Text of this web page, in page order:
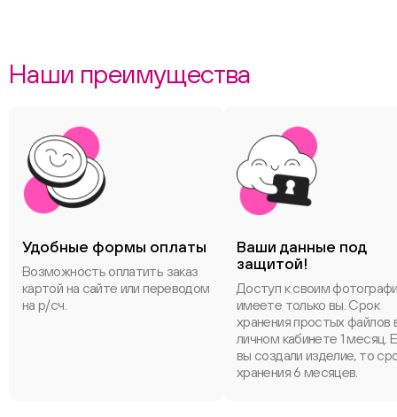
Наши преимущества
Удобные формы оплаты
Возможность оплатить заказ
картой на сайте или переводом
на р/сч.
Ваши данные под
защитой!
Доступ к своим
имеете только вы. Срок
хранения простых файлов
личном кабинете 1 месяц.
вы создали изделие, то
хранения 6 месяцев.